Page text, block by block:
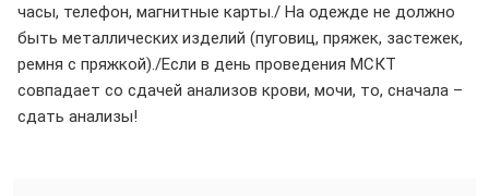
часы, телефон, магнитные карты./ На одежде не должно
быть металлических изделий (пуговиц, пряжек, застежек,
ремня с пряжкой)./Если в день проведения МСКТ
совпадает со сдачей анализов крови, мочи, то, сначала –
сдать анализы!